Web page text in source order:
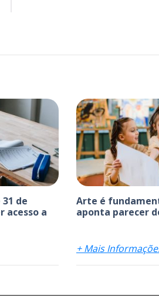
de
acesso a
Arte é
aponta parecer
+ Mais